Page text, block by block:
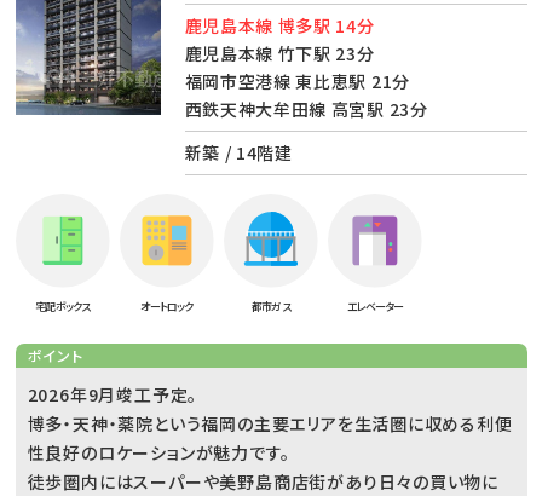
鹿児島本線 博多駅 14分
鹿児島本線 竹下駅 23分
福岡市空港線 東比恵駅 21分
西鉄天神大牟田線 高宮駅 23分
新築 / 14階建
宅配ボックス オートロック 都市ガス エレベーター
ポイント
2026年9月竣工予定。
博多・天神・薬院という福岡の主要エリアを生活圏に収める利便
性良好のロケーションが魅力です。
徒歩圏内にはスーパーや美野島商店街があり日々の買い物に